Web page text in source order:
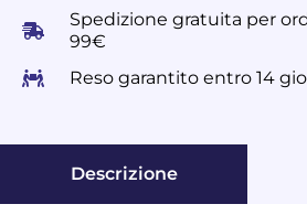
Spedizione gratuita per
99€
Reso garantito entro 14
Descrizione